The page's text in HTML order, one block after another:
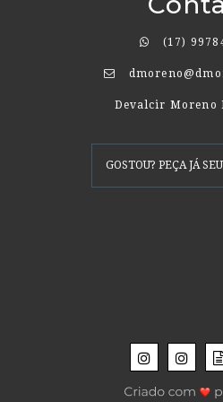
(17)
Devalcir Moreno
GOSTOU? PEÇA JÁ